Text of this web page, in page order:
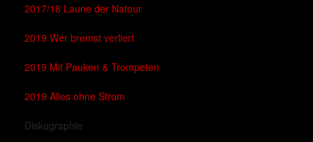
2017/18 Laune der Natour
2019 Wer bremst verliert
2019 Mit Pauken & Trompeten
2019 Alles ohne Strom
Diskographie